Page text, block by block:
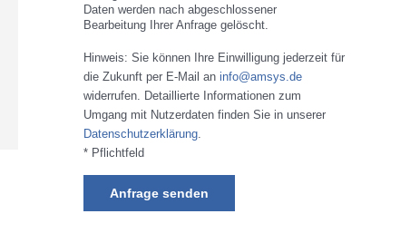
Daten werden nach abgeschlossener
Bearbeitung Ihrer Anfrage gelöscht.
Hinweis: Sie können Ihre Einwilligung jederzeit für
die Zukunft per E-Mail an info@amsys.de
widerrufen. Detaillierte Informationen zum
Umgang mit Nutzerdaten finden Sie in unserer
Datenschutzerklärung.
* Pflichtfeld